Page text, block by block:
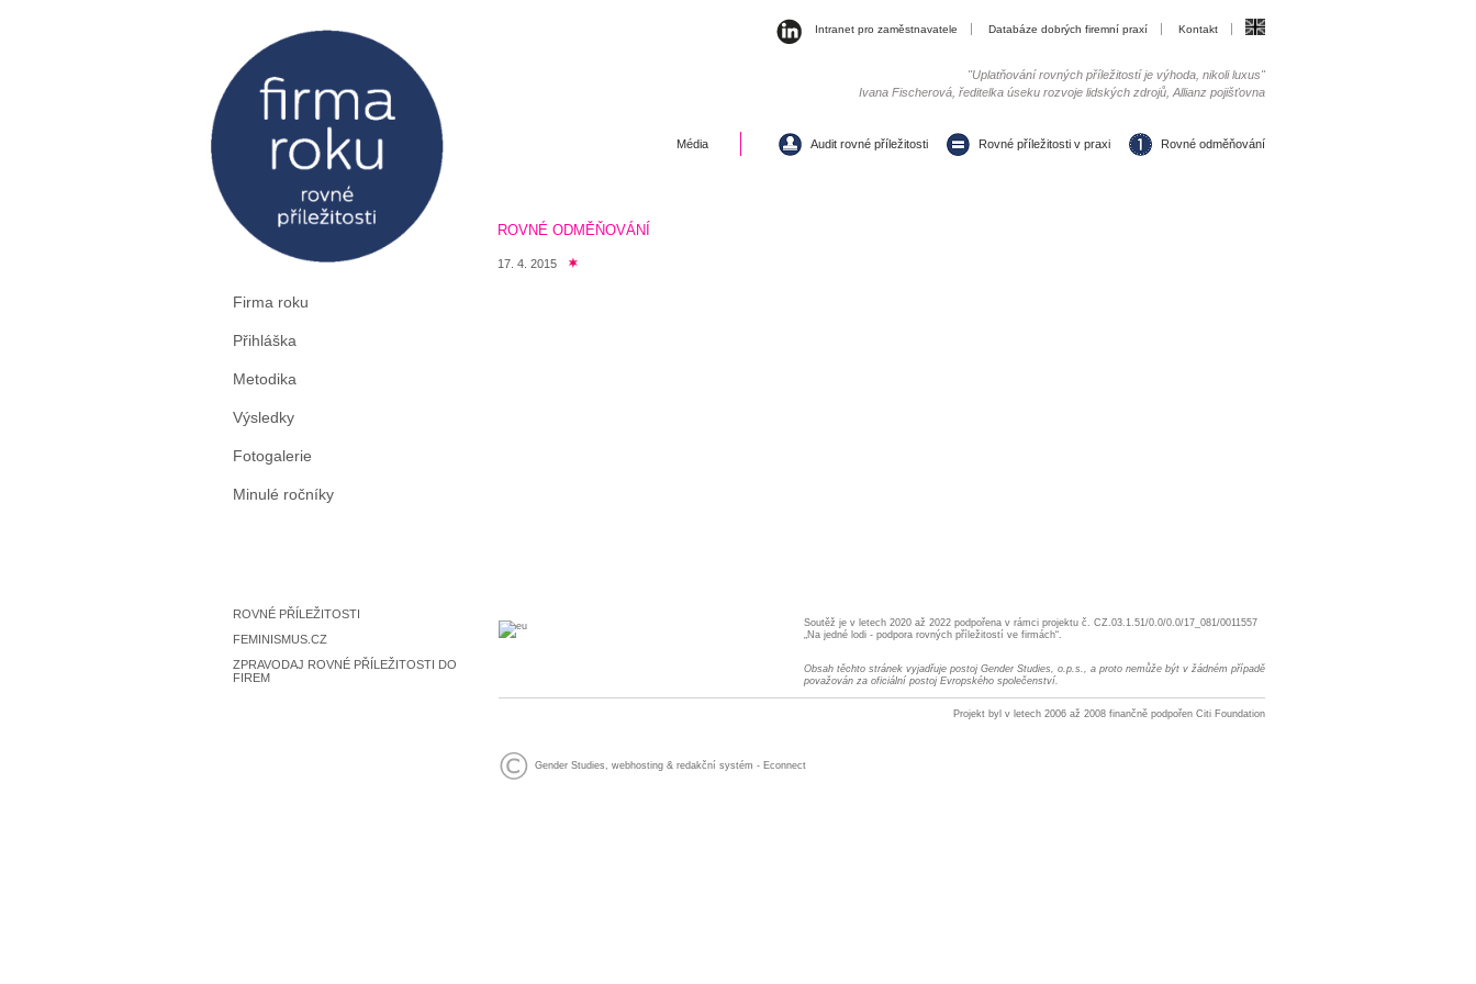
Intranet pro zaměstnavatele Databáze dobrých firemní praxí Kontakt
"Uplatňování rovných příležitostí je výhoda, nikoli luxus"
Ivana Fischerová, ředitelka úseku rozvoje lidských zdrojů, Allianz pojišťovna
Média Audit rovné příležitosti Rovné příležitosti v praxi Rovné odměňování
Firma roku
Přihláška
Metodika
Výsledky
Fotogalerie
Minulé ročníky
ROVNÉ ODMĚŇOVÁNÍ
17. 4. 2015
ROVNÉ PŘÍLEŽITOSTI
FEMINISMUS.CZ
ZPRAVODAJ ROVNÉ PŘÍLEŽITOSTI DO
FIREM
Soutěž je v letech 2020 až 2022 podpořena v rámci projektu č. CZ.03.1.51/0.0/0.0/17_081/0011557
„Na jedné lodi - podpora rovných příležitostí ve firmách“.
Obsah těchto stránek vyjadřuje postoj Gender Studies, o.p.s., a proto nemůže být v žádném případě
považován za oficiální postoj Evropského společenství.
Projekt byl v letech 2006 až 2008 finančně podpořen Citi Foundation
Gender Studies, webhosting & redakční systém - Econnect